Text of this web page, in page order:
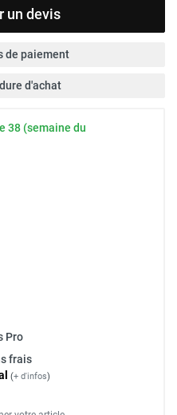
un devis
de paiement
d'achat
38 (semaine du
Pro
frais
(+ d'infos)